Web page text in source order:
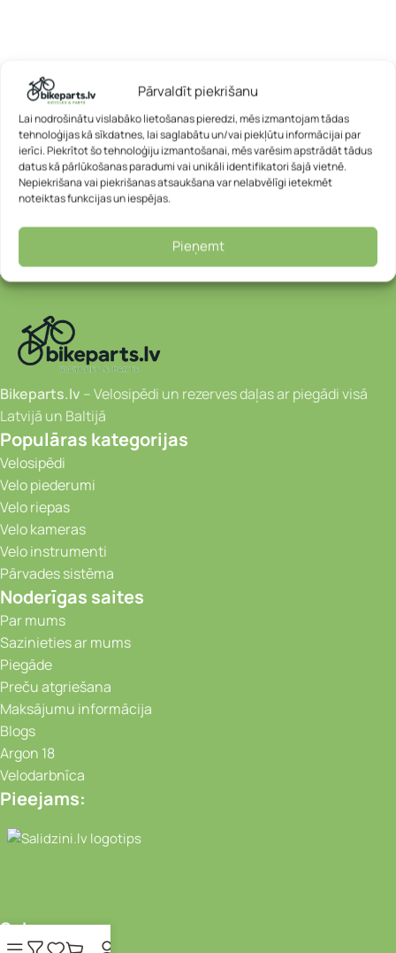
Pārvaldīt piekrišanu
Lai nodrošinātu vislabāko lietošanas pieredzi, mēs izmantojam tādas
tehnoloģijas kā sīkdatnes, lai saglabātu un/vai piekļūtu informācijai par
ierīci. Piekrītot šo tehnoloģiju izmantošanai, mēs varēsim apstrādāt tādus
datus kā pārlūkošanas paradumi vai unikāli identifikatori šajā vietnē.
Nepiekrišana vai piekrišanas atsaukšana var nelabvēlīgi ietekmēt
noteiktas funkcijas un iespējas.
Pieņemt
Bikeparts.lv – Velosipēdi un rezerves daļas ar piegādi visā
Latvijā un Baltijā
Populāras kategorijas
Velosipēdi
Velo piederumi
Velo riepas
Velo kameras
Velo instrumenti
Pārvades sistēma
Noderīgas saites
Par mums
Sazinieties ar mums
Piegāde
Preču atgriešana
Maksājumu informācija
Blogs
Argon 18
Velodarbnīca
Pieejams:
Video novērošanas kameras, Portatīvie
Seko mums